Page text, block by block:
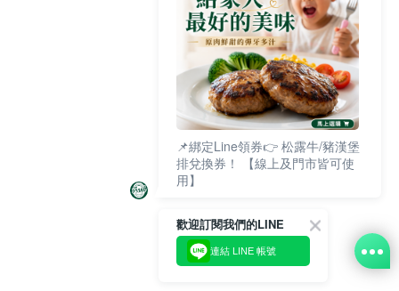
📌綁定Line領券👉 松露牛/豬漢堡
排兌換券！ 【線上及門市皆可使
用】
歡迎訂閱我們的LINE
連結 LINE 帳號